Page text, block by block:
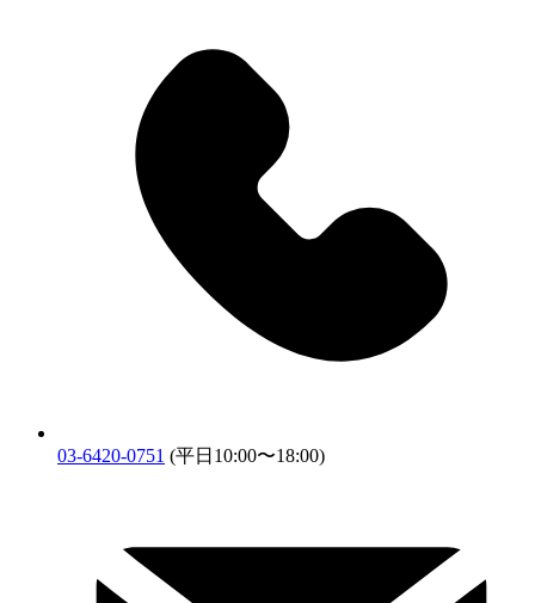
03-6420-0751 (平日10:00〜18:00)